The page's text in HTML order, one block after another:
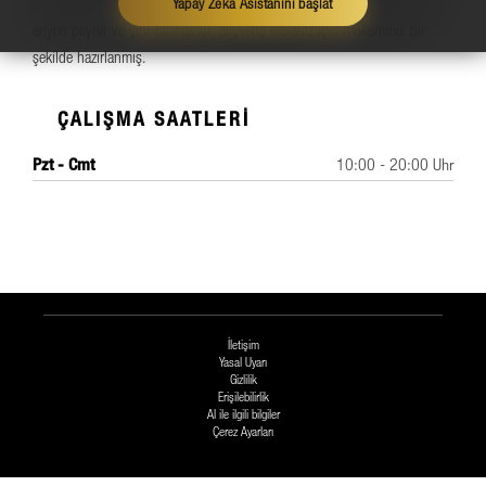
eriyen peynir ve çıtır bir hamur, alışveriş molanız için mükemmel bir
şekilde hazırlanmış.
ÇALIŞMA SAATLERI
Pzt - Cmt 10:00 - 20:00 Uhr
İletişim
Yasal Uyarı
Gizlilik
Erişilebilirlik
AI ile ilgili bilgiler
Çerez Ayarları